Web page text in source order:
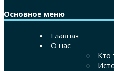
Основное меню
Главная
О нас
Кто